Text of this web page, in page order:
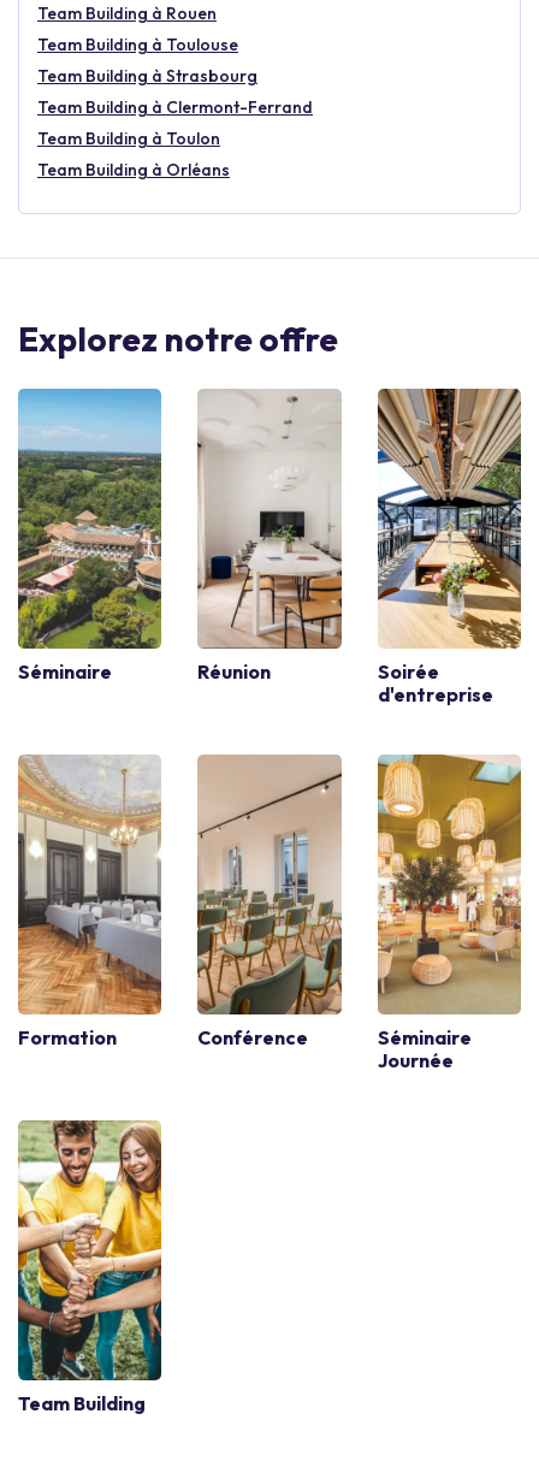
Team Building à Rouen
Team Building à Toulouse
Team Building à Strasbourg
Team Building à Clermont-Ferrand
Team Building à Toulon
Team Building à Orléans
Explorez notre offre
Séminaire Réunion
Soirée
d'entreprise
Formation Conférence
Séminaire
Journée
Team Building